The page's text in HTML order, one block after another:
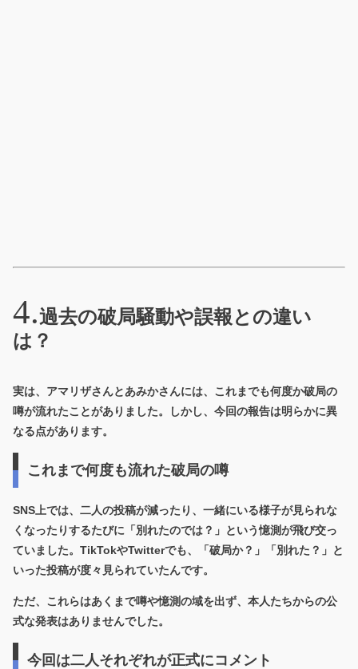
過去の破局騒動や誤報との違い
は？
実は、アマリザさんとあみかさんには、これまでも何度か破局の
噂が流れたことがありました。しかし、今回の報告は明らかに異
なる点があります。
これまで何度も流れた破局の噂
SNS上では、二人の投稿が減ったり、一緒にいる様子が見られな
くなったりするたびに「別れたのでは？」という憶測が飛び交っ
ていました。TikTokやTwitterでも、「破局か？」「別れた？」と
いった投稿が度々見られていたんです。
ただ、これらはあくまで噂や憶測の域を出ず、本人たちからの公
式な発表はありませんでした。
今回は二人それぞれが正式にコメント